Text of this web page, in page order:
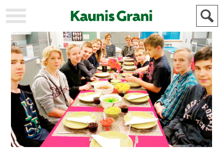
KAUPUNKI
STADEN
AJANKOHTAISTA
AKTUELLT
URHEILU
IDROTT
KULTTUURI
KULTUR
HISTORIA
HISTORIA
YLEINEN
ALLMÄN
MAINOSTAJILLE
FÖR
ANNONSÖRER